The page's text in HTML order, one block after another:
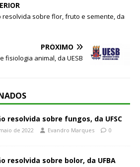
resolvida sobre flor, fruto e semente, da
PRÓXIMO
fisiologia animal, da UESB
resolvida sobre fungos, da UFSC
de 2022 Evandro Marques 0
resolvida sobre bolor, da UFBA